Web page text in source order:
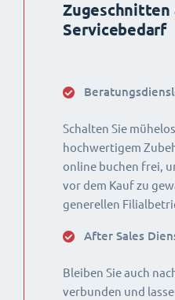
Zugeschnitten
Servicebedarf
Schalten Sie
hochwertigem
online buchen frei,
vor dem Kauf zu
generellen
After Sales
Bleiben Sie auch
verbunden und